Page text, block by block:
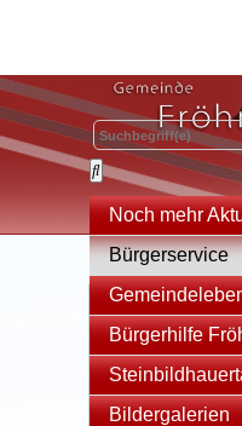
Noch mehr
Bürgerservice
Bürgerhilfe
Bildergalerien